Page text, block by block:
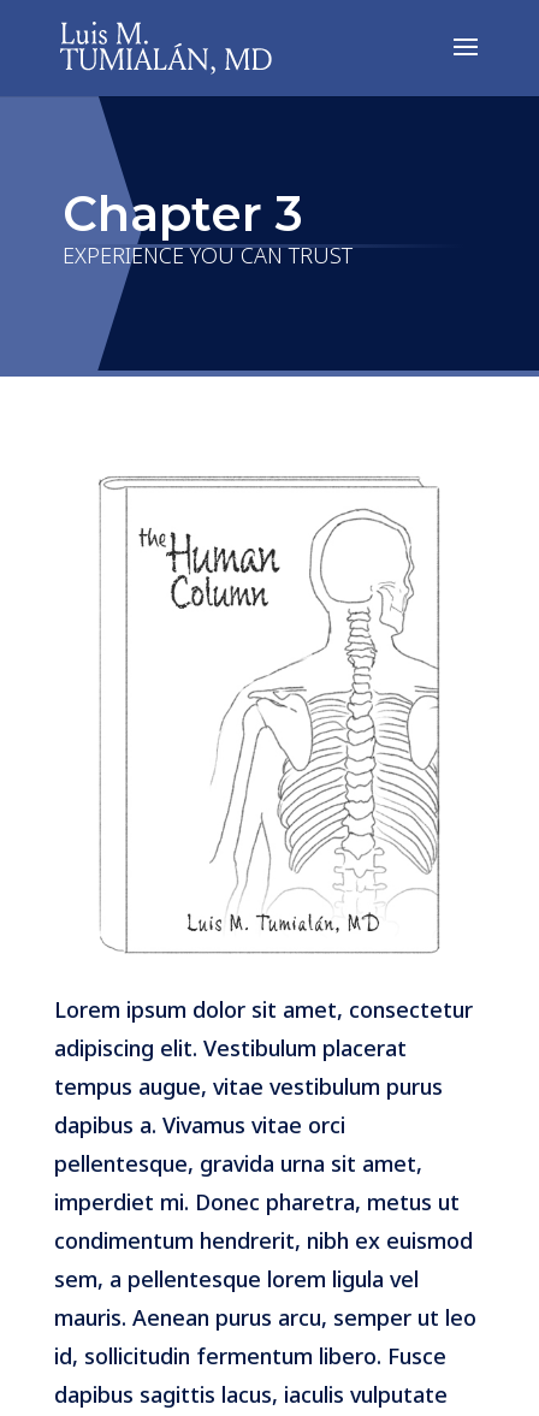
Chapter 3
EXPERIENCE YOU CAN TRUST
Lorem ipsum dolor sit amet, consectetur
adipiscing elit. Vestibulum placerat
tempus augue, vitae vestibulum purus
dapibus a. Vivamus vitae orci
pellentesque, gravida urna sit amet,
imperdiet mi. Donec pharetra, metus ut
condimentum hendrerit, nibh ex euismod
sem, a pellentesque lorem ligula vel
mauris. Aenean purus arcu, semper ut leo
id, sollicitudin fermentum libero. Fusce
dapibus sagittis lacus, iaculis vulputate